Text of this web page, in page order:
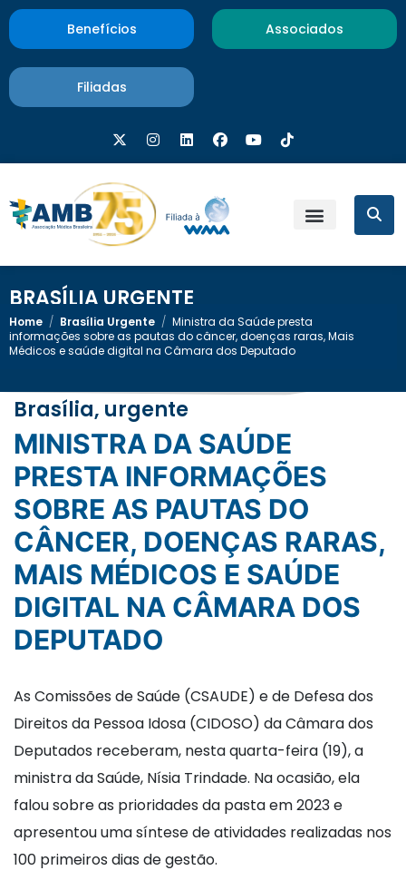
Benefícios Associados
Filiadas
BRASÍLIA URGENTE
Home / Brasília Urgente / Ministra da Saúde presta
informações sobre as pautas do câncer, doenças raras, Mais
Médicos e saúde digital na Câmara dos Deputado
Brasília, urgente
MINISTRA DA SAÚDE
PRESTA INFORMAÇÕES
SOBRE AS PAUTAS DO
CÂNCER, DOENÇAS RARAS,
MAIS MÉDICOS E SAÚDE
DIGITAL NA CÂMARA DOS
DEPUTADO
As Comissões de Saúde (CSAUDE) e de Defesa dos
Direitos da Pessoa Idosa (CIDOSO) da Câmara dos
Deputados receberam, nesta quarta-feira (19), a
ministra da Saúde, Nísia Trindade. Na ocasião, ela
falou sobre as prioridades da pasta em 2023 e
apresentou uma síntese de atividades realizadas nos
100 primeiros dias de gestão.